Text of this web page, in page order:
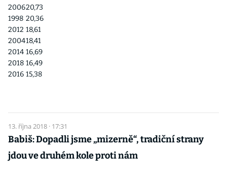
200620,73
1998 20,36
2012 18,61
200418,41
2014 16,69
2018 16,49
2016 15,38
13. října 2018 · 17:31
Babiš: Dopadli jsme „mizerně“, tradiční strany
jdou ve druhém kole proti nám